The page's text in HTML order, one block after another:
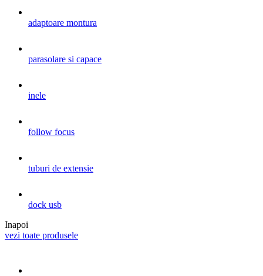
adaptoare montura
parasolare si capace
inele
follow focus
tuburi de extensie
dock usb
Inapoi
vezi toate produsele